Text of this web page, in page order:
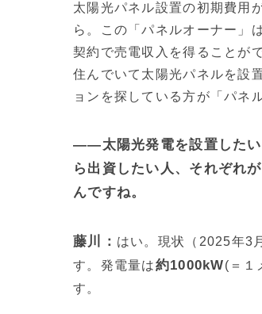
太陽光パネル設置の初期費用
ら。この「パネルオーナー」
契約で売電収入を得ることが
住んでいて太陽光パネルを設
ョンを探している方が「パネ
——太陽光発電を設置したい
ら出資したい人、それぞれ
んですね。
藤川： はい。現状（2025年3
す。発電量は約1000kW(＝１
す。